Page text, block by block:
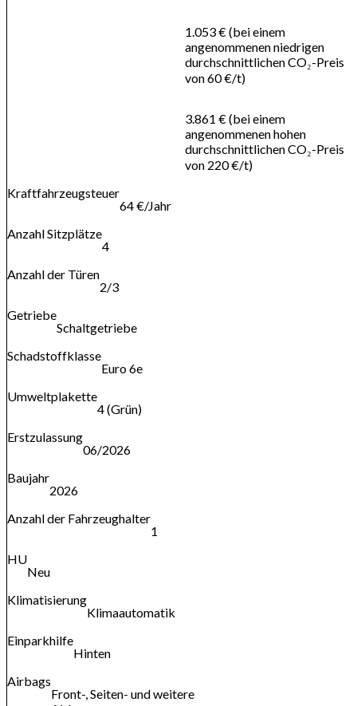
1.053 € (bei einem
angenommenen niedrigen
durchschnittlichen CO₂-Preis
von 60 €/t)
3.861 € (bei einem
angenommenen hohen
durchschnittlichen CO₂-Preis
von 220 €/t)
Kraftfahrzeugsteuer
64 €/Jahr
Anzahl Sitzplätze
4
Anzahl der Türen
2/3
Getriebe
Schaltgetriebe
Schadstoffklasse
Euro 6e
Umweltplakette
4 (Grün)
Erstzulassung
06/2026
Baujahr
2026
Anzahl der Fahrzeughalter
1
HU
Neu
Klimatisierung
Klimaautomatik
Einparkhilfe
Hinten
Airbags
Front-, Seiten- und weitere